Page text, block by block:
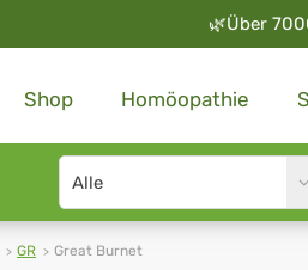
🌿Über
Shop Homöopathie
Search
type
GR Great Burnet